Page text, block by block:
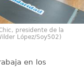
presidente de la
López/Soy502)
en los